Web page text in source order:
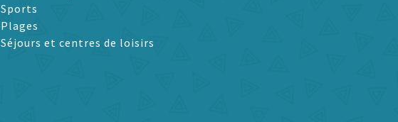
Sports
Plages
Séjours et centres de loisirs